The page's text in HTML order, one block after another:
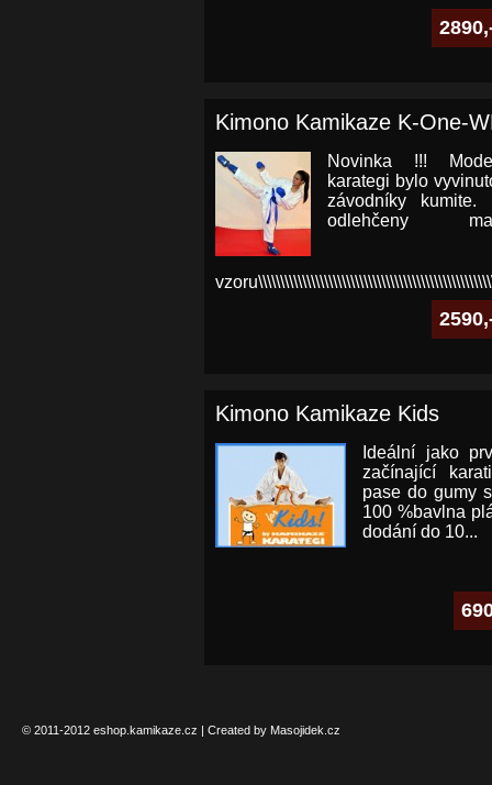
Kimono Kamikaze K-One-
Novinka !!!
karategi bylo
závodníky kumite.
odlehčeny
Kimono Kamikaze Kids
Ideální jako
začínající
pase do gumy
100 %bavlna
dodání do 10...
© 2011-2012 eshop.kamikaze.cz | Created by Masojidek.cz